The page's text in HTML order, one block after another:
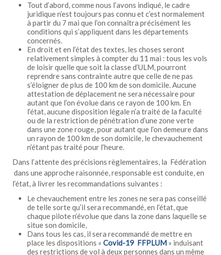
Tout d’abord, comme nous l’avons indiqué, le cadre
juridique n’est toujours pas connu et c’est normalement
à partir du 7 mai que l’on connaîtra précisément les
conditions qui s’appliquent dans les départements
concernés.
En droit et en l’état des textes, les choses seront
relativement simples à compter du 11 mai : tous les vols
de loisir quelle que soit la classe d’ULM, pourront
reprendre sans contrainte autre que celle de ne pas
s’éloigner de plus de 100 km de son domicile. Aucune
attestation de déplacement ne sera nécessaire pour
autant que l’on évolue dans ce rayon de 100 km. En
l’état, aucune disposition légale n’a traité de la faculté
ou de la restriction de pénétration d’une zone verte
dans une zone rouge, pour autant que l’on demeure dans
un rayon de 100 km de son domicile, le chevauchement
n’étant pas traité pour l’heure.
Dans l’attente des précisions règlementaires, la Fédération
dans une approche raisonnée, responsable est conduite, en
l’état, à livrer les recommandations suivantes :
Le chevauchement entre les zones ne sera pas conseillé
de telle sorte qu’il sera recommandé, en l’état, que
chaque pilote n’évolue que dans la zone dans laquelle se
situe son domicile,
Dans tous les cas, il sera recommandé de mettre en
place les dispositions « Covid-19 FFPLUM » induisant
des restrictions de vol à deux personnes dans un même